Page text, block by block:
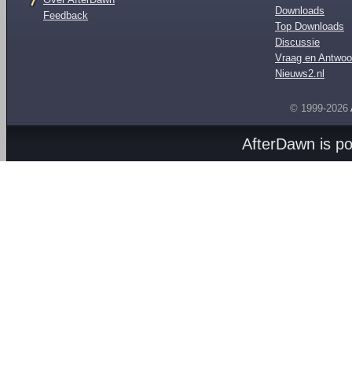
Feedback
Downloads
Top Downloads
Discussie
Vraag en
Nieuws2.nl
© 1999-2026
AfterDawn is